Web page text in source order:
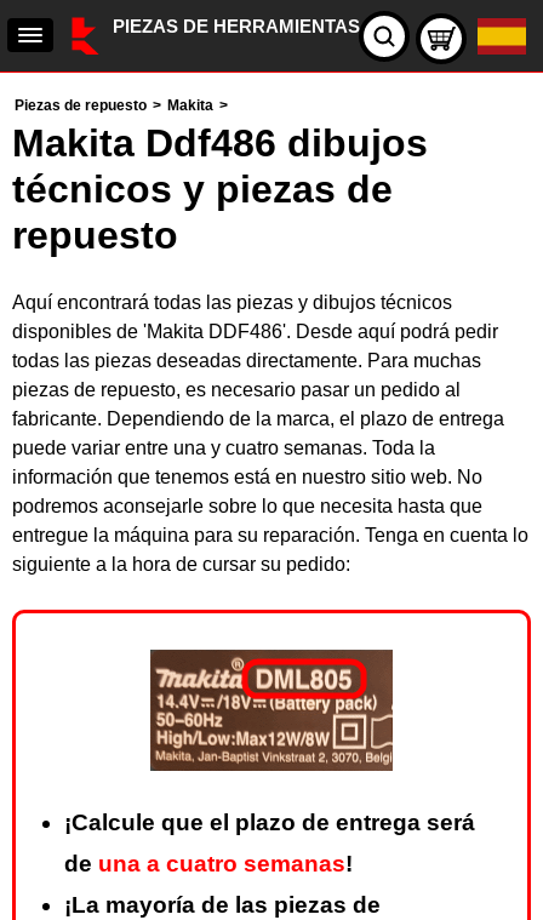
PIEZAS DE HERRAMIENTAS
Piezas de repuesto > Makita >
Makita Ddf486 dibujos
técnicos y piezas de
repuesto
Aquí encontrará todas las piezas y dibujos técnicos
disponibles de 'Makita DDF486'. Desde aquí podrá pedir
todas las piezas deseadas directamente. Para muchas
piezas de repuesto, es necesario pasar un pedido al
fabricante. Dependiendo de la marca, el plazo de entrega
puede variar entre una y cuatro semanas. Toda la
información que tenemos está en nuestro sitio web. No
podremos aconsejarle sobre lo que necesita hasta que
entregue la máquina para su reparación. Tenga en cuenta lo
siguiente a la hora de cursar su pedido:
¡Calcule que el plazo de entrega será
de una a cuatro semanas!
¡La mayoría de las piezas de